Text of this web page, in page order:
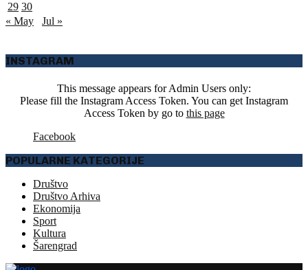
29 30
« May
Jul »
INSTAGRAM
This message appears for Admin Users only:
Please fill the Instagram Access Token. You can get Instagram
Access Token by go to this page
Facebook
POPULARNE KATEGORIJE
Društvo
Društvo Arhiva
Ekonomija
Sport
Kultura
Šarengrad